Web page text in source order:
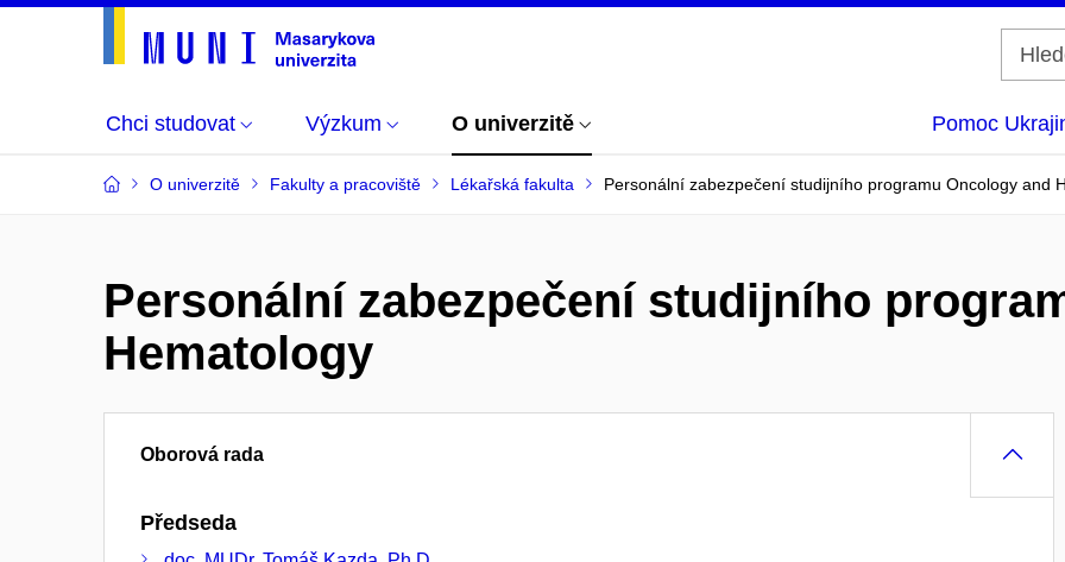
Chci studovat Výzkum O univerzitě Pomoc
O univerzitě Fakulty a pracoviště Lékařská fakulta Personální zabezpečení studijního programu Oncology and
Personální zabezpečení studijního
Hematology
Oborová rada
Předseda